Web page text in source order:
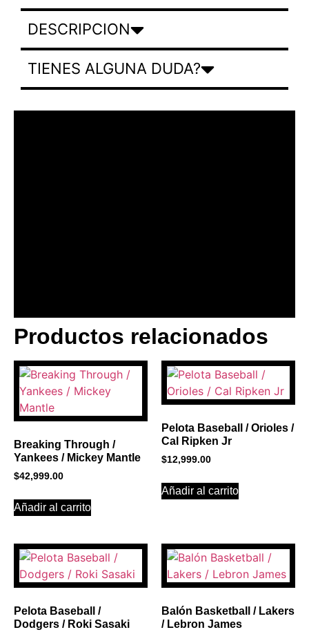
DESCRIPCION
TIENES ALGUNA DUDA?
BANNER CON
PROMOCIONES 1
Click Here
Productos relacionados
Breaking Through /
Yankees / Mickey Mantle
$42,999.00
Añadir al carrito
Pelota Baseball / Orioles /
Cal Ripken Jr
$12,999.00
Añadir al carrito
Pelota Baseball /
Dodgers / Roki Sasaki
Balón Basketball / Lakers
/ Lebron James